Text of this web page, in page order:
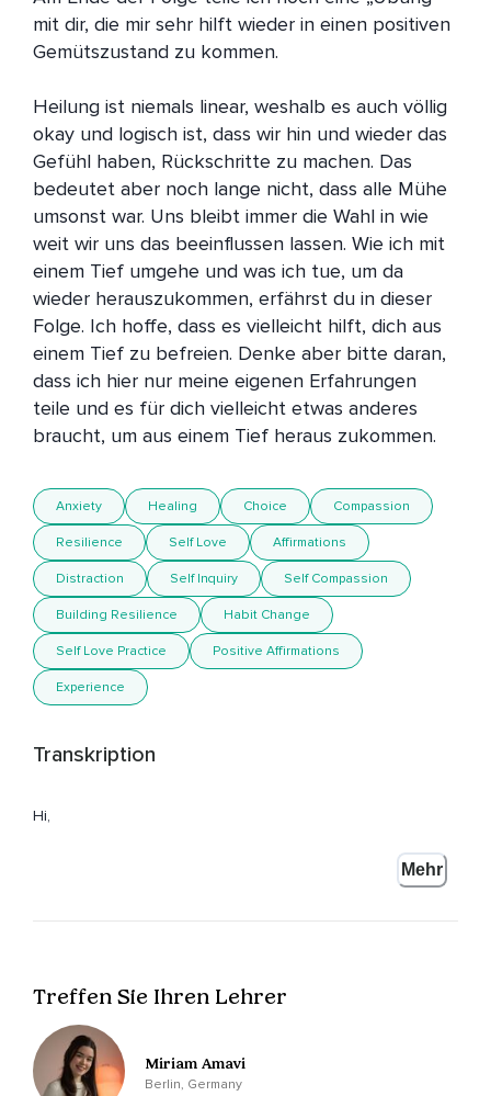
mit dir, die mir sehr hilft wieder in einen positiven
Gemütszustand zu kommen.
Heilung ist niemals linear, weshalb es auch völlig
okay und logisch ist, dass wir hin und wieder das
Gefühl haben, Rückschritte zu machen. Das
bedeutet aber noch lange nicht, dass alle Mühe
umsonst war. Uns bleibt immer die Wahl in wie
weit wir uns das beeinflussen lassen. Wie ich mit
einem Tief umgehe und was ich tue, um da
wieder herauszukommen, erfährst du in dieser
Folge. Ich hoffe, dass es vielleicht hilft, dich aus
einem Tief zu befreien. Denke aber bitte daran,
dass ich hier nur meine eigenen Erfahrungen
teile und es für dich vielleicht etwas anderes
Anxiety Healing Choice Compassion
Resilience Self Love Affirmations
Distraction Self Inquiry Self Compassion
Building Resilience Habit Change
Self Love Practice Positive Affirmations
Experience
Transkription
Hi,
Dass du am Start bist bei dieser Folge von meinem Podcast
Wenn man in ein Loch fällt oder man einfach das Gefühl hat,
Mehr
Treffen Sie Ihren Lehrer
Miriam Amavi
Berlin, Germany